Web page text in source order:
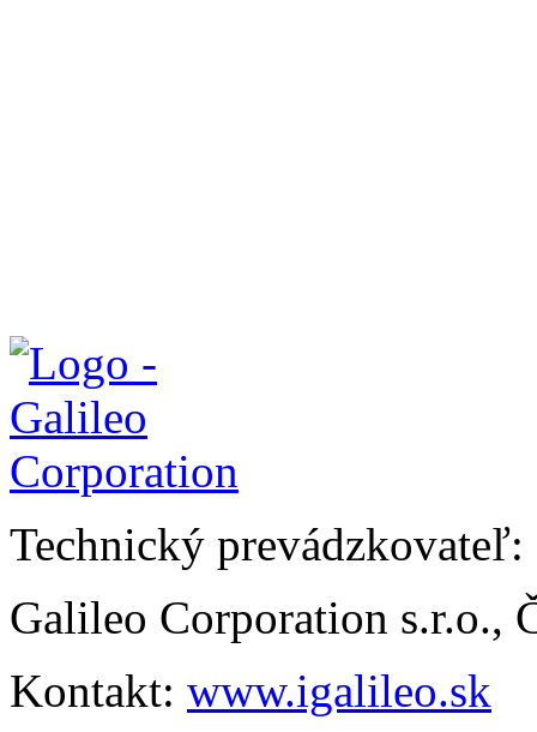
Technický prevádzkovateľ:
Galileo Corporation s.r.o.,
Kontakt: www.igalileo.sk